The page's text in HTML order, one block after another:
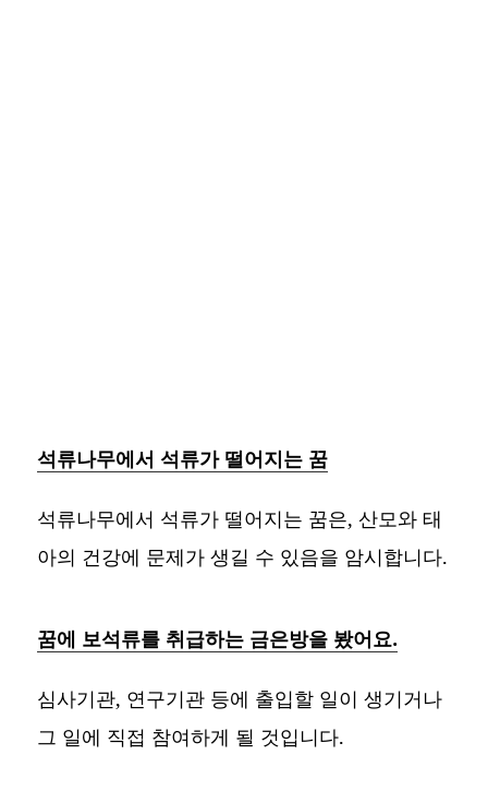
석류나무에서 석류가 떨어지는 꿈
석류나무에서 석류가 떨어지는 꿈은, 산모와 태
아의 건강에 문제가 생길 수 있음을 암시합니다.
꿈에 보석류를 취급하는 금은방을 봤어요.
심사기관, 연구기관 등에 출입할 일이 생기거나
그 일에 직접 참여하게 될 것입니다.